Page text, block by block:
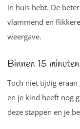
in huis hebt. De
vlammend en
weergave.
Binnen 15
Toch niet tijdig
en je kind heeft nog
deze stappen en je